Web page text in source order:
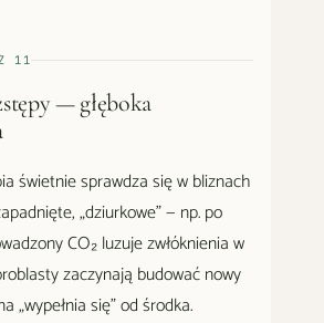
11
— głęboka
świetnie sprawdza się w bliznach
„dziurkowe" — np. po
CO₂ luzuje zwłóknienia w
zaczynają budować nowy
„wypełnia się" od środka.